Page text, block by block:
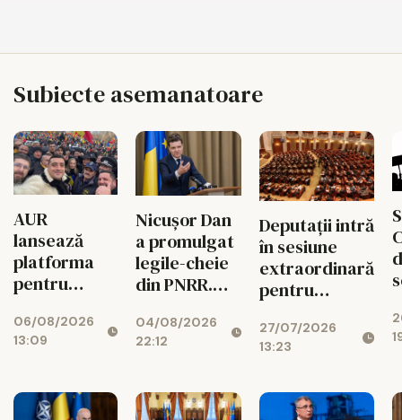
Subiecte asemanatoare
AUR
lansează
platforma
pentru
lui Nicușor
Dan
06/08/2026
13:09
Nicușor Dan
a promulgat
legile-cheie
din PNRR.
Urbanismului
intră în
04/08/2026
22:12
Deputații intră
în sesiune
extraordinară
pentru
banilor din
PNRR
27/07/2026
13:23